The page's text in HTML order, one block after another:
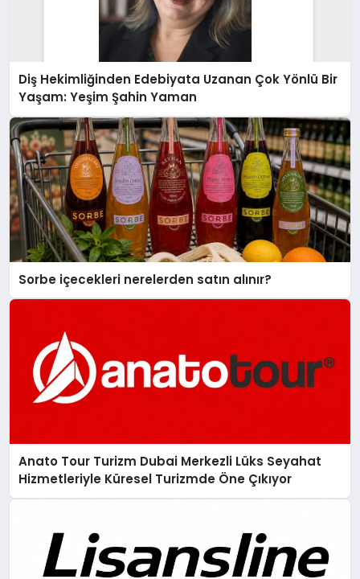
Diş Hekimliğinden Edebiyata Uzanan Çok Yönlü Bir
Yaşam: Yeşim Şahin Yaman
Sorbe içecekleri nerelerden satın alınır?
Anato Tour Turizm Dubai Merkezli Lüks Seyahat
Hizmetleriyle Küresel Turizmde Öne Çıkıyor